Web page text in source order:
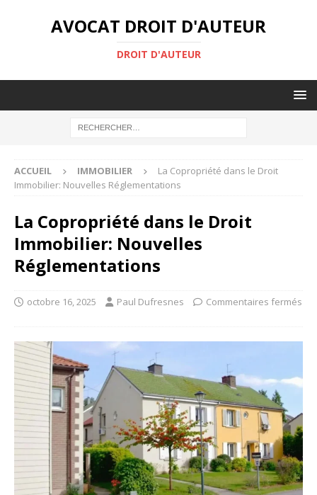
AVOCAT DROIT D'AUTEUR
DROIT D'AUTEUR
ACCUEIL IMMOBILIER
La Copropriété dans le Droit
Immobilier: Nouvelles Réglementations
La Copropriété dans le Droit
Immobilier: Nouvelles
Réglementations
octobre 16, 2025 Paul Dufresnes Commentaires fermés